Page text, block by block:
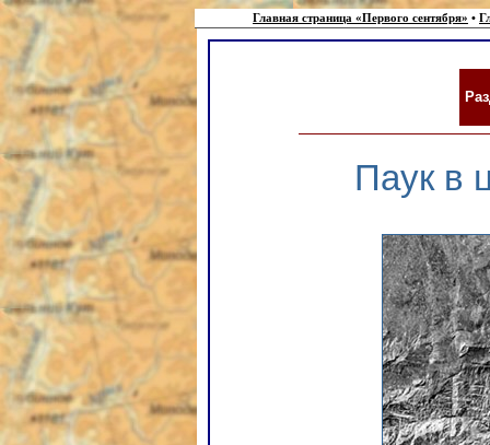
Главная страница «Первого сентября» •
Паук в